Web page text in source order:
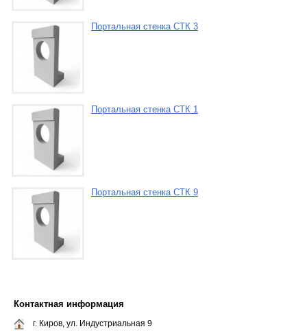
Портальная стенка СТК 3
Портальная стенка СТК 1
Портальная стенка СТК 9
Контактная информация
г. Киров, ул. Индустриальная 9